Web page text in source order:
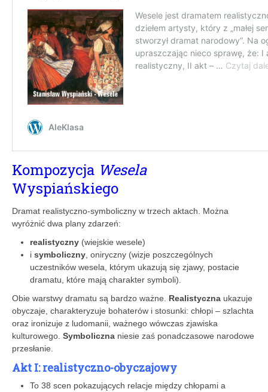
Kompozycja Wesela
Wyspiańskiego
Dramat realistyczno-symboliczny w trzech aktach. Można
wyróżnić dwa plany zdarzeń: 
realistyczny (wiejskie wesele)
i symboliczny , oniryczny (wizje poszczególnych
uczestników wesela, którym ukazują się zjawy, postacie
dramatu, które mają charakter ­symboli).
Obie warstwy dramatu są bardzo ważne. Realistyczna ukazuje
obyczaje, charakteryzuje bohaterów i stosunki: chłopi – szlachta
oraz ironizuje z ludomanii, ważnego wówczas zjawiska
kulturowego. Symboliczna niesie zaś ponadczasowe narodowe
przesłanie.
Akt I: realistyczno-obyczajowy
To 38 scen pokazujących relacje między chłopami a